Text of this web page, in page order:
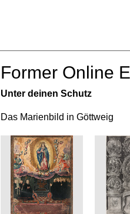
Former Online
Unter deinen Schutz
Das Marienbild in Göttweig